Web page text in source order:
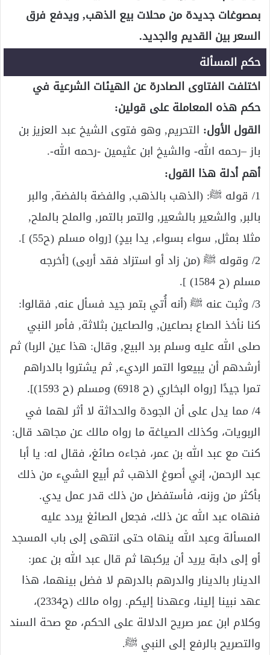
بمصوغات جديدة من محلات بيع الذهب, ويدفع فرق
السعر بين القديم والجديد.
حكم المسألة
اختلفت الفتاوى الصادرة عن الهيئات الشرعية في
حكم هذه المعاملة على قولين:
القول الأول: التحريم, وهو فتوى الشيخ عبد العزيز بن
باز –رحمه الله- والشيخ ابن عثيمين -رحمه الله-.
أهم أدلة هذا القول:
1/ قوله ﷺ: (الذهب بالذهب, والفضة بالفضة, والبر
بالبر, والشعير بالشعير, والتمر بالتمر, والملح بالملح,
مثلا بمثل, سواء بسواء, يدا بيدٍ) [رواه مسلم (ح55) ].
2/ وقوله ﷺ (من زاد أو استزاد فقد أربى) [أخرجه
مسلم (ح 1584) ].
3/ وثبت عنه ﷺ (أنه أُتي بتمر جيد فسأل عنه, فقالوا:
كنا نأخذ الصاع بصاعين, والصاعين بثلاثة, فأمر النبي
صلى الله عليه وسلم برد البيع, وقال: هذا عين الربا) ثم
أرشدهم أن يبيعوا التمر الرديء, ثم يشتروا بالدراهم
تمرا جيدًا [رواه البخاري (ح 6918) ومسلم (ح 1593)].
4/ مما يدل على أن الجودة والحداثة لا أثر لهما في
الربويات، وكذلك الصياغة ما رواه مالك عن مجاهد قال:
كنت مع عبد الله بن عمر، فجاءه صائغ، فقال له: يا أبا
عبد الرحمن، إني أصوغ الذهب ثم أبيع الشيء من ذلك
بأكثر من وزنه، فأستفضل من ذلك قدر عمل يدي.
فنهاه عبد الله عن ذلك، فجعل الصائغ يردد عليه
المسألة وعبد الله ينهاه حتى انتهى إلى باب المسجد
أو إلى دابة يريد أن يركبها ثم قال عبد الله بن عمر:
الدينار بالدينار والدرهم بالدرهم لا فضل بينهما، هذا
عهد نبينا إلينا، وعهدنا إليكم. رواه مالك (ح2334)،
وكلام ابن عمر صريح الدلالة على الحكم، مع صحة السند
والتصريح بالرفع إلى النبي ﷺ.